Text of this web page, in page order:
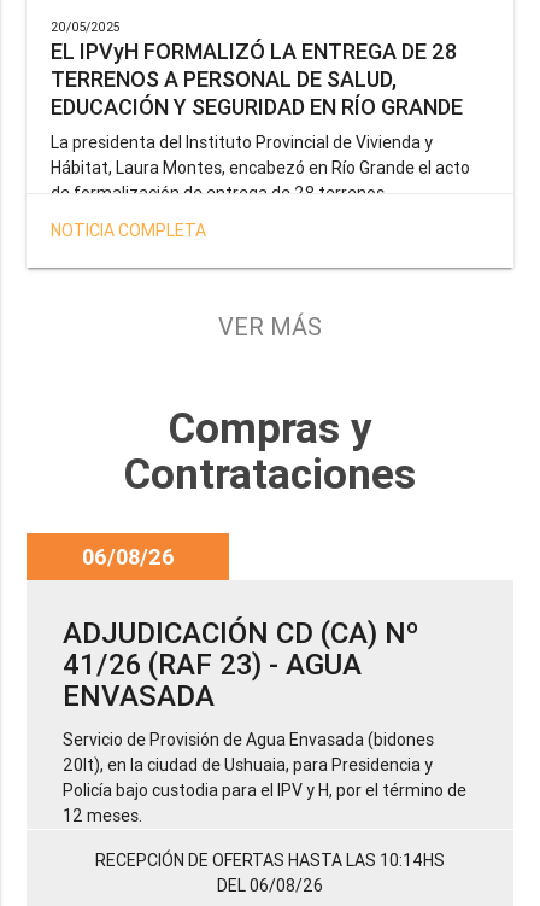
20/05/2025
EL IPVyH FORMALIZÓ LA ENTREGA DE 28
TERRENOS A PERSONAL DE SALUD,
EDUCACIÓN Y SEGURIDAD EN RÍO GRANDE
La presidenta del Instituto Provincial de Vivienda y
Hábitat, Laura Montes, encabezó en Río Grande el acto
de formalización de entrega de 28 terrenos
correspondientes a la operatoria especial anunciada por
el Gobernador Gustavo Melella, la cual tiene como
objetivo brindar una solución habitacional a docentes,
Provincia y del Servicio Penitenciario.
NOTICIA COMPLETA
VER MÁS
Compras y
Contrataciones
06/08/26
ADJUDICACIÓN CD (CA) Nº
41/26 (RAF 23) - AGUA
ENVASADA
Servicio de Provisión de Agua Envasada (bidones
20lt), en la ciudad de Ushuaia, para Presidencia y
Policía bajo custodia para el IPV y H, por el término de
12 meses.
RECEPCIÓN DE OFERTAS HASTA LAS 10:14HS
DEL 06/08/26